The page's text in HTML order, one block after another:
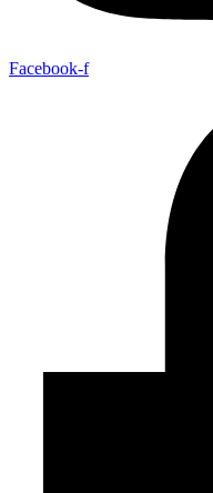
Facebook-f